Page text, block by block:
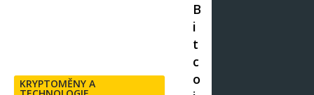
KRYPTOMĚNY A
B
i
t
c
o